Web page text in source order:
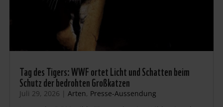
Tag des Tigers: WWF ortet Licht und Schatten beim
Schutz der bedrohten Großkatzen
Juli 29, 2026 | Arten, Presse-Aussendung